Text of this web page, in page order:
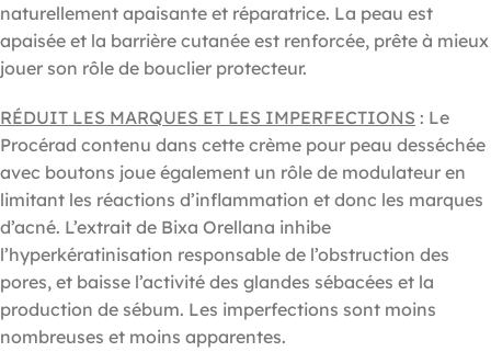
naturellement apaisante et réparatrice. La peau est
apaisée et la barrière cutanée est renforcée, prête à mieux
jouer son rôle de bouclier protecteur.
RÉDUIT LES MARQUES ET LES IMPERFECTIONS : Le
Procérad contenu dans cette crème pour peau desséchée
avec boutons joue également un rôle de modulateur en
limitant les réactions d’inflammation et donc les marques
d’acné. L’extrait de Bixa Orellana inhibe
l’hyperkératinisation responsable de l’obstruction des
pores, et baisse l’activité des glandes sébacées et la
production de sébum. Les imperfections sont moins
nombreuses et moins apparentes.